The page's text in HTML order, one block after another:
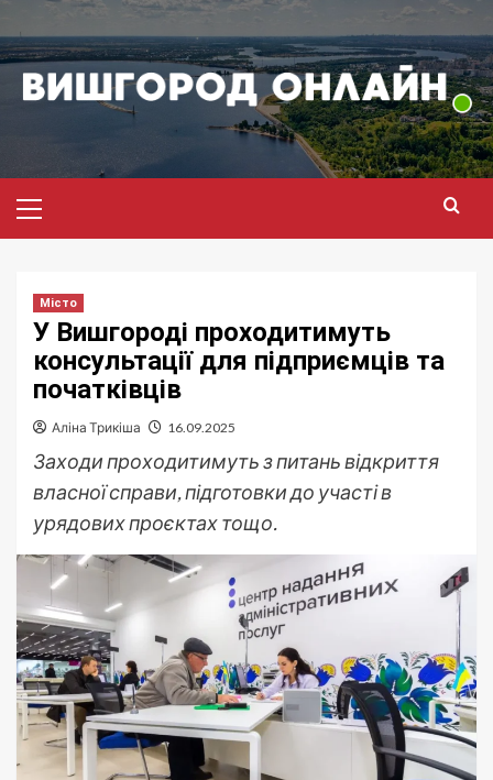
до
вмісту
меню
Місто
У Вишгороді проходитимуть
консультації для підприємців та
початківців
Аліна Трикіша 16.09.2025
Заходи проходитимуть з питань відкриття
власної справи, підготовки до участі в
урядових проєктах тощо.